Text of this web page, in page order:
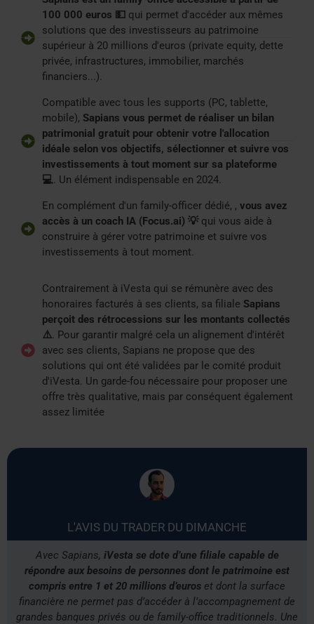
100 000 euros 💵 qui permet d'accéder aux mêmes
solutions que des investisseurs au patrimoine
supérieur à 20 millions d'euros (private equity, dette
privée, infrastructures, immobilier, marchés
financiers...).
Compatible avec tous les supports (PC, tablette,
mobile), Sapians vous permet de réaliser un bilan
patrimonial gratuit pour obtenir votre l'allocation
idéale selon vos objectifs, sélectionner et suivre vos
investissements à tout moment sur sa plateforme
💻. Un élément indispensable en 2024.
En complément d'un family-officer dédié, , vous avez
accès à un coach IA (Focus.ai) 💡qui vous aide à
construire à gérer votre patrimoine et suivre vos
investissements à tout moment.
Contrairement à iVesta qui se rémunère avec des
honoraires facturés à ses clients, sa filiale Sapians
perçoit des rétrocessions sur les montants collectés
⚠️. Pour garantir malgré cela un alignement d'intérêt
avec ses clients, Sapians ne propose que des
solutions qui ont été validées par le comité produit
d'iVesta. Un garde-fou nécessaire pour proposer une
offre très qualitative, mais par conséquent également
assez limitée
L'AVIS DU TRADER DU DIMANCHE
Avec Sapians, iVesta se dote d’une filiale capable de
répondre aux besoins de personnes dont le patrimoine est
compris entre 1 et 20 millions d’euros et dont la surface
financière ne permet pas d’accéder à l’accompagnement de
grandes banques privés ou de family-office traditionnels. Une